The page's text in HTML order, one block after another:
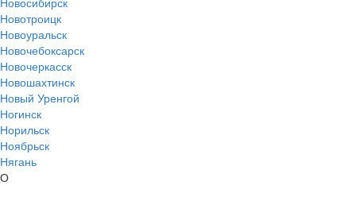
Новотроицк
Новоуральск
Новочебоксарск
Новочеркасск
Новошахтинск
Новый Уренгой
Ногинск
Норильск
Ноябрьск
Нягань
О